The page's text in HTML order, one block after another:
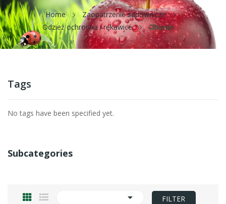
Home
Zaopatrzenie sadownicze
Odzież ochronna i rękawice
Obuwie
Tags
No tags have been specified yet.
Subcategories
 FILTER